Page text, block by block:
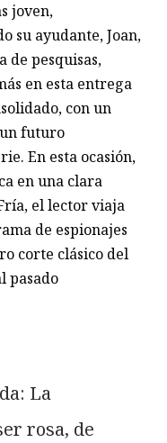
joven,
su ayudante, Joan,
de pesquisas,
en esta entrega
con un
futuro
En esta ocasión,
en una clara
el lector viaja
de espionajes
corte clásico del
pasado
La
rosa, de